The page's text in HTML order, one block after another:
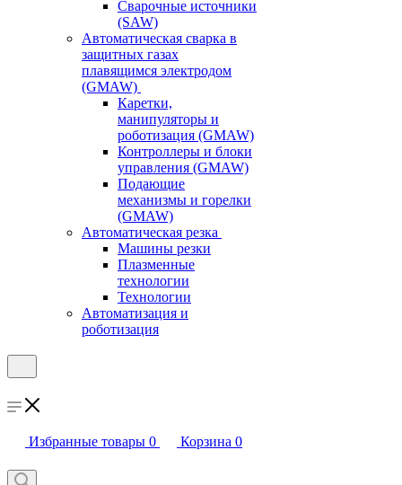
Сварочные источники
(SAW)
Автоматическая сварка в
защитных газах
плавящимся электродом
(GMAW)
Каретки,
манипуляторы и
роботизация (GMAW)
Контроллеры и блоки
управления (GMAW)
Подающие
механизмы и горелки
(GMAW)
Автоматическая резка
Машины резки
Плазменные
технологии
Технологии
Автоматизация и
роботизация
Избранные товары 0 Корзина 0